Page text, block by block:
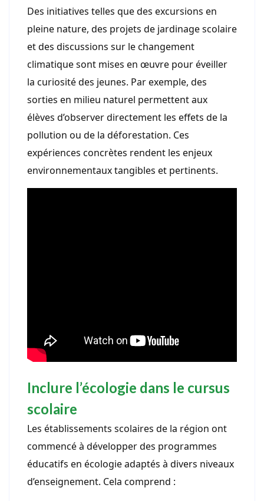
Des initiatives telles que des excursions en
pleine nature, des projets de jardinage scolaire
et des discussions sur le changement
climatique sont mises en œuvre pour éveiller
la curiosité des jeunes. Par exemple, des
sorties en milieu naturel permettent aux
élèves d’observer directement les effets de la
pollution ou de la déforestation. Ces
expériences concrètes rendent les enjeux
environnementaux tangibles et pertinents.
Inclure l’écologie dans le cursus
scolaire
Les établissements scolaires de la région ont
commencé à développer des programmes
éducatifs en écologie adaptés à divers niveaux
d’enseignement. Cela comprend :